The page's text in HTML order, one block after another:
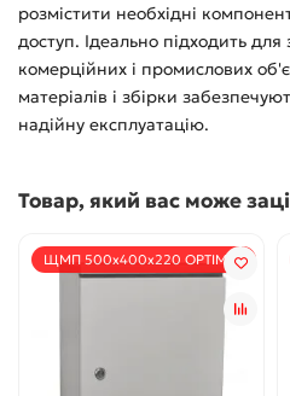
розмістити необхідні
доступ. Ідеально підходить
комерційних і промислових
матеріалів і збірки
надійну експлуатацію.
Товар, який вас може
ЩМП 500х400х220 OPTIMAL